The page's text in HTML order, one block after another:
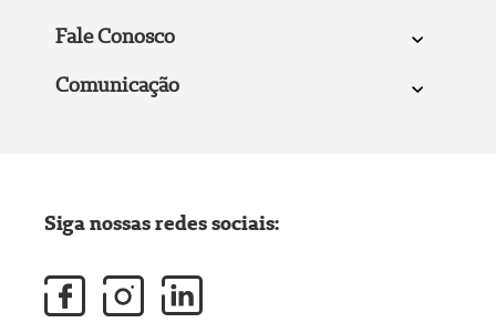
Fale Conosco
Comunicação
Siga nossas redes sociais: